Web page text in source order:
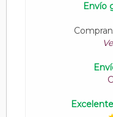
Envío